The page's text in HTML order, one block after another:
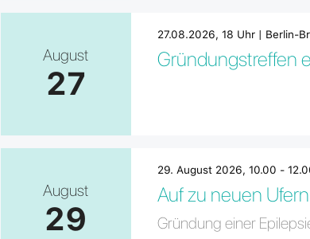
August
27
27.08.2026, 18 Uhr | Berlin-
Gründungstreffen
August
29
29. August 2026, 10.00 -
Auf zu neuen Ufern
Gründung einer